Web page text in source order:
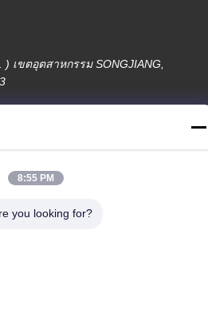
) เขตอุตสาหกรรม SONGJIANG,
8:55 PM
you looking for?